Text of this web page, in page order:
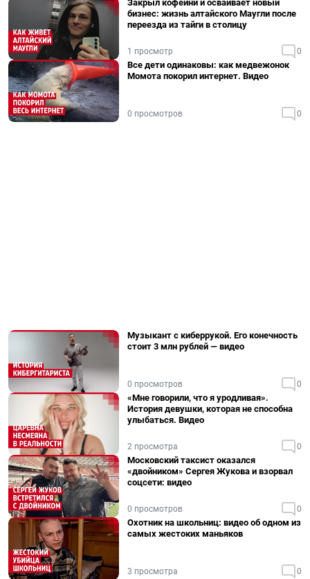
Закрыл кофейни и осваивает новый
бизнес: жизнь алтайского Маугли после
переезда из тайги в столицу
1 просмотр 0
Все дети одинаковы: как медвежонок
Момота покорил интернет. Видео
0 просмотров 0
Музыкант с киберрукой. Его конечность
стоит 3 млн рублей — видео
0 просмотров 0
«Мне говорили, что я уродливая».
История девушки, которая не способна
улыбаться. Видео
2 просмотра 0
Московский таксист оказался
«двойником» Сергея Жукова и взорвал
соцсети: видео
0 просмотров 0
Охотник на школьниц: видео об одном из
самых жестоких маньяков
3 просмотра 0